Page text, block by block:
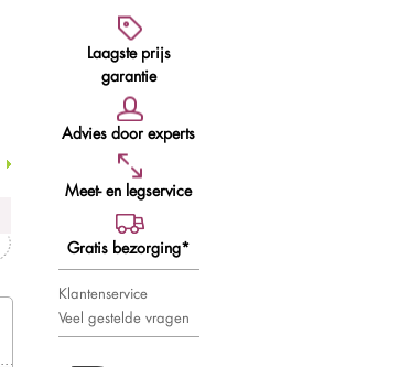
Laagste prijs
garantie
Advies door experts
Meet- en legservice
Gratis bezorging*
Klantenservice
Veel gestelde vragen